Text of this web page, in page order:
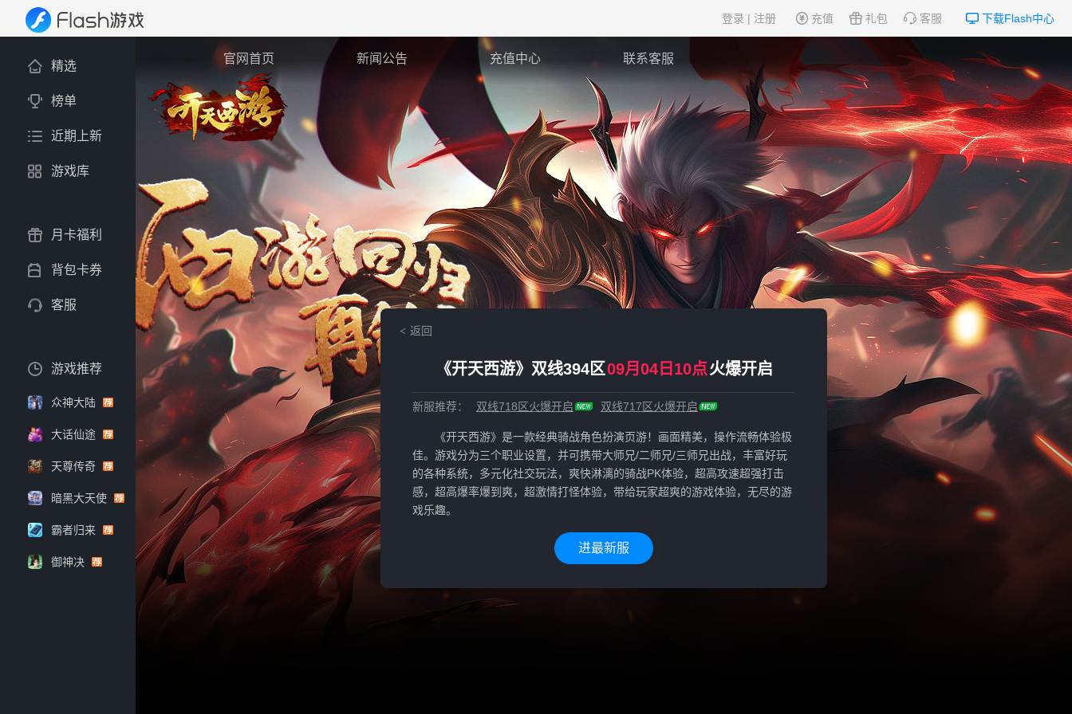
下载Flash中心
客服
礼包
充值
登录 | 注册
官网首页 新闻公告 充值中心 联系客服
返回
《开天西游》双线394区09月04日10点火爆开启
新服推荐： 双线718区火爆开启 双线717区火爆开启
《开天西游》是一款经典骑战角色扮演页游！画面精美，操作流畅体验极
佳。游戏分为三个职业设置，并可携带大师兄/二师兄/三师兄出战，丰富好玩
的各种系统，多元化社交玩法，爽快淋漓的骑战PK体验，超高攻速超强打击
感，超高爆率爆到爽，超激情打怪体验，带给玩家超爽的游戏体验，无尽的游
戏乐趣。
进最新服
精选
榜单
近期上新
游戏库
月卡福利
背包卡券
客服
游戏推荐
众神大陆
大话仙途
天尊传奇
暗黑大天使
霸者归来
御神决